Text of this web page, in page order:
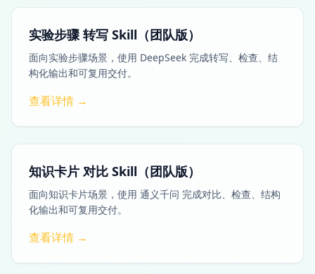
实验步骤 转写 Skill（团队版）
面向实验步骤场景，使用 DeepSeek 完成转写、检查、结
构化输出和可复用交付。
查看详情 →
知识卡片 对比 Skill（团队版）
面向知识卡片场景，使用 通义千问 完成对比、检查、结构
化输出和可复用交付。
查看详情 →